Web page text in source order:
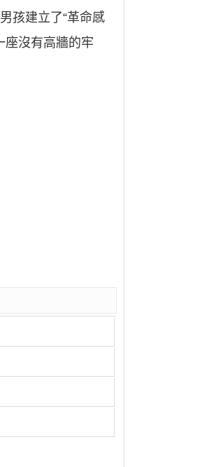
孩建立了“革命感
沒有高牆的牢